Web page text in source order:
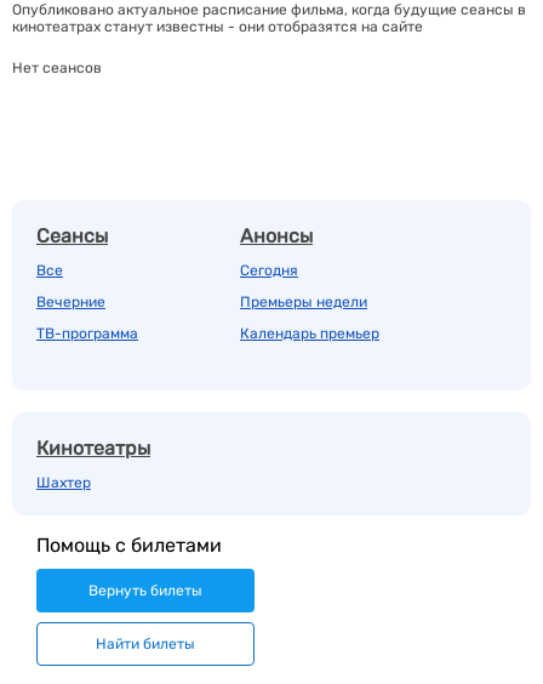
Опубликовано актуальное расписание фильма, когда будущие сеансы в
кинотеатрах станут известны - они отобразятся на сайте
Нет сеансов
Сеансы
Все
Вечерние
ТВ-программа
Анонсы
Сегодня
Премьеры недели
Календарь премьер
Кинотеатры
Шахтер
Помощь с билетами
Вернуть билеты
Найти билеты